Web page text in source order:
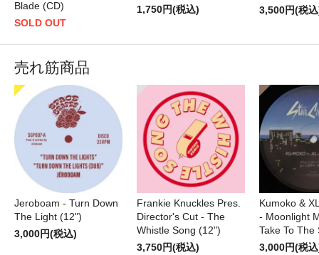
Blade (CD)
SOLD OUT
1,750円(税込)
3,500円(税
売れ筋商品
Jeroboam - Turn Down
The Light (12")
3,000円(税込)
Frankie Knuckles Pres.
Director's Cut - The
Whistle Song (12")
3,750円(税込)
Kumoko &
- Moonlight
Take To The
3,000円(税